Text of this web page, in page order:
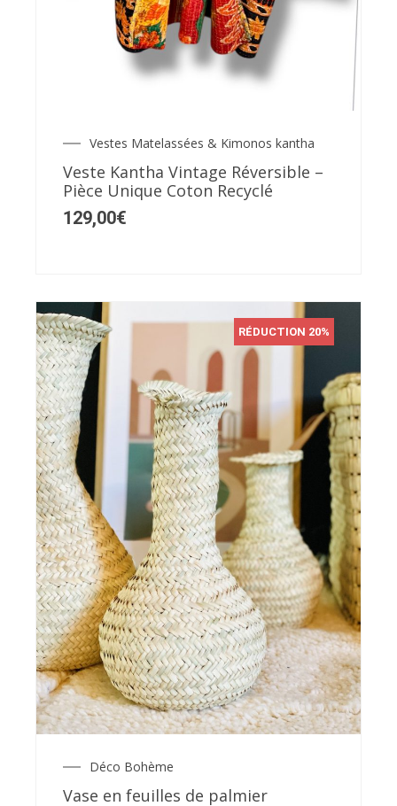
Vestes Matelassées & Kimonos kantha
Veste Kantha Vintage Réversible –
Pièce Unique Coton Recyclé
129,00€
RÉDUCTION 20%
Déco Bohème
Vase en feuilles de palmier
Le
prix
Le
prix